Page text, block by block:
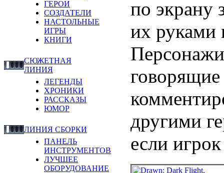
ГЕРОИ
СОЗДАТЕЛИ
НАСТОЛЬНЫЕ
ИГРЫ
КНИГИ
СЮЖЕТНАЯ
ЛИНИЯ
ЛЕГЕНДЫ
ХРОНИКИ
РАССКАЗЫ
ЮМОР
ЛИНИЯ СБОРКИ
ПАНЕЛЬ
ИНСТРУМЕНТОВ
ЛУЧШЕЕ
ОБОРУДОВАНИЕ
по экрану
их руками
другими
если